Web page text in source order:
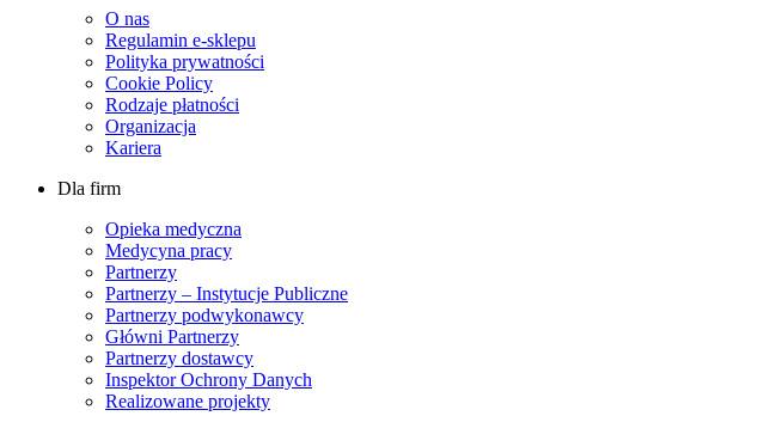
O nas
Regulamin e-sklepu
Polityka prywatności
Cookie Policy
Rodzaje płatności
Organizacja
Kariera
Dla firm
Opieka medyczna
Medycyna pracy
Partnerzy
Partnerzy – Instytucje Publiczne
Partnerzy podwykonawcy
Główni Partnerzy
Partnerzy dostawcy
Inspektor Ochrony Danych
Realizowane projekty